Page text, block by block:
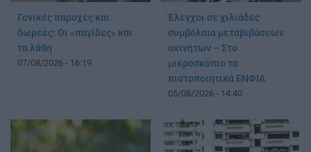
Γονικές παροχές και
δωρεές: Οι «παγίδες» και
τα λάθη
07/08/2026 - 16:19
Έλεγχοι σε χιλιάδες
συμβόλαια μεταβιβάσεων
ακινήτων – Στο
μικροσκόπιο τα
πιστοποιητικά ΕΝΦΙΑ
05/08/2026 - 14:40